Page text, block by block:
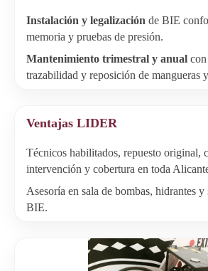
Instalación y legalización de BIE
memoria y pruebas de presión.
Mantenimiento trimestral y anual con
trazabilidad y reposición de mangueras
Ventajas LIDER
Técnicos habilitados, repuesto original,
intervención y cobertura en toda
Asesoría en sala de bombas, hidrantes
BIE.